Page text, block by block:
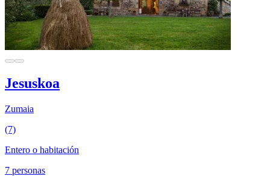
Jesuskoa
Zumaia
(7)
Entero o habitación
7 personas